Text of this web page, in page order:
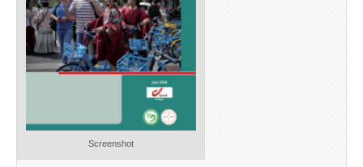
Screenshot